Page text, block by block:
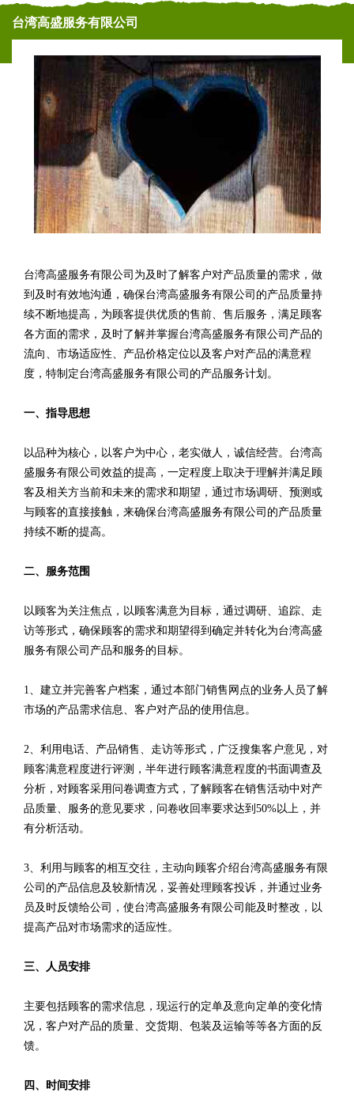
台湾高盛服务有限公司
台湾高盛服务有限公司为及时了解客户对产品质量的需求，做
到及时有效地沟通，确保台湾高盛服务有限公司的产品质量持
续不断地提高，为顾客提供优质的售前、售后服务，满足顾客
各方面的需求，及时了解并掌握台湾高盛服务有限公司产品的
流向、市场适应性、产品价格定位以及客户对产品的满意程
度，特制定台湾高盛服务有限公司的产品服务计划。
一、指导思想
以品种为核心，以客户为中心，老实做人，诚信经营。台湾高
盛服务有限公司效益的提高，一定程度上取决于理解并满足顾
客及相关方当前和未来的需求和期望，通过市场调研、预测或
与顾客的直接接触，来确保台湾高盛服务有限公司的产品质量
持续不断的提高。
二、服务范围
以顾客为关注焦点，以顾客满意为目标，通过调研、追踪、走
访等形式，确保顾客的需求和期望得到确定并转化为台湾高盛
服务有限公司产品和服务的目标。
1、建立并完善客户档案，通过本部门销售网点的业务人员了解
市场的产品需求信息、客户对产品的使用信息。
2、利用电话、产品销售、走访等形式，广泛搜集客户意见，对
顾客满意程度进行评测，半年进行顾客满意程度的书面调查及
分析，对顾客采用问卷调查方式，了解顾客在销售活动中对产
品质量、服务的意见要求，问卷收回率要求达到50%以上，并
有分析活动。
3、利用与顾客的相互交往，主动向顾客介绍台湾高盛服务有限
公司的产品信息及较新情况，妥善处理顾客投诉，并通过业务
员及时反馈给公司，使台湾高盛服务有限公司能及时整改，以
提高产品对市场需求的适应性。
三、人员安排
主要包括顾客的需求信息，现运行的定单及意向定单的变化情
况，客户对产品的质量、交货期、包装及运输等等各方面的反
馈。
四、时间安排